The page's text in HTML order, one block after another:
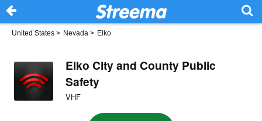
United States > Nevada > Elko
Elko City and County Public
Safety
VHF